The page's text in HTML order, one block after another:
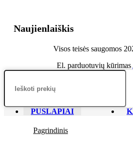
Naujienlaiškis
Visos teisės saugomos
El. parduotuvių kūrimas
PUSLAPIAI
Pagrindinis